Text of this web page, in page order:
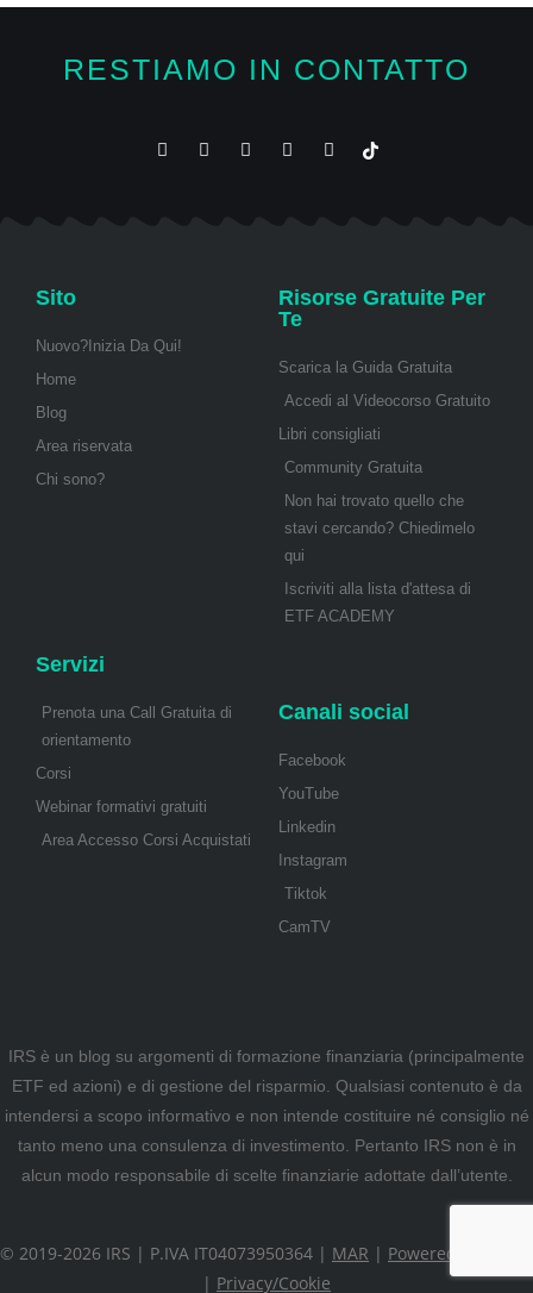
RESTIAMO IN CONTATTO
Sito
Nuovo?Inizia Da Qui!
Home
Blog
Area riservata
Chi sono?
Risorse Gratuite Per
Te
Scarica la Guida Gratuita
Accedi al Videocorso Gratuito
Libri consigliati
Community Gratuita
Non hai trovato quello che
stavi cercando? Chiedimelo
qui
Iscriviti alla lista d'attesa di
ETF ACADEMY
Servizi
Prenota una Call Gratuita di
orientamento
Corsi
Webinar formativi gratuiti
Area Accesso Corsi Acquistati
Canali social
Facebook
YouTube
Linkedin
Instagram
Tiktok
CamTV
IRS è un blog su argomenti di formazione finanziaria (principalmente
ETF ed azioni) e di gestione del risparmio. Qualsiasi contenuto è da
intendersi a scopo informativo e non intende costituire né consiglio né
tanto meno una consulenza di investimento. Pertanto IRS non è in
alcun modo responsabile di scelte finanziarie adottate dall’utente.
© 2019-2026 IRS | P.IVA IT04073950364 | MAR | Powered by weWP
| Privacy/Cookie